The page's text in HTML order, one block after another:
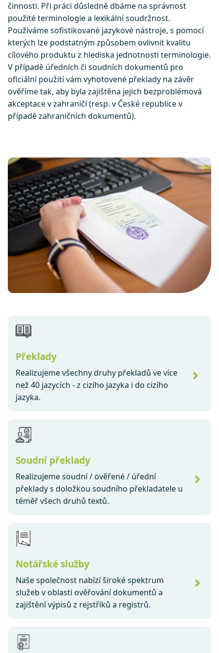
činnosti. Při práci důsledně dbáme na správnost
použité terminologie a lexikální soudržnost.
Používáme sofistikované jazykové nástroje, s pomocí
kterých lze podstatným způsobem ovlivnit kvalitu
cílového produktu z hlediska jednotnosti terminologie.
V případě úředních či soudních dokumentů pro
oficiální použití vám vyhotovené překlady na závěr
ověříme tak, aby byla zajištěna jejich bezproblémová
akceptace v zahraničí (resp. v České republice v
případě zahraničních dokumentů).
Překlady
Realizujeme všechny druhy překladů ve více
než 40 jazycích - z cizího jazyka i do cizího
jazyka.
Soudní překlady
Realizujeme soudní / ověřené / úřední
překlady s doložkou soudního překladatele u
téměř všech druhů textů.
Notářské služby
Naše společnost nabízí široké spektrum
služeb v oblasti ověřování dokumentů a
zajištění výpisů z rejstříků a registrů.